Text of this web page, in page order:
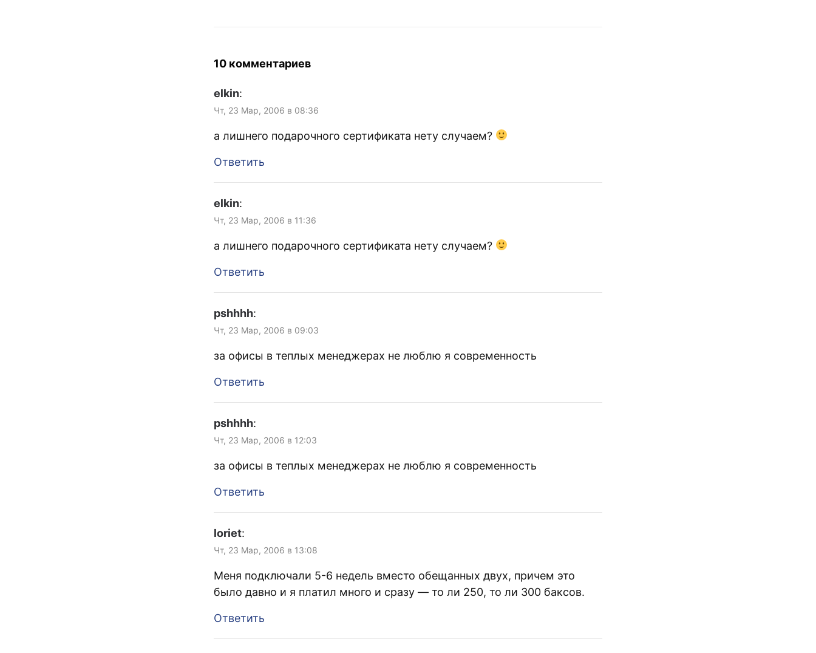
10 комментариев
elkin:
Чт, 23 Мар, 2006 в 08:36
а лишнего подарочного сертификата нету случаем?
Ответить
elkin:
Чт, 23 Мар, 2006 в 11:36
а лишнего подарочного сертификата нету случаем?
Ответить
pshhhh:
Чт, 23 Мар, 2006 в 09:03
за офисы в теплых менеджерах не люблю я современность
Ответить
pshhhh:
Чт, 23 Мар, 2006 в 12:03
за офисы в теплых менеджерах не люблю я современность
Ответить
loriet:
Чт, 23 Мар, 2006 в 13:08
Меня подключали 5-6 недель вместо обещанных двух, причем это
было давно и я платил много и сразу — то ли 250, то ли 300 баксов.
Ответить